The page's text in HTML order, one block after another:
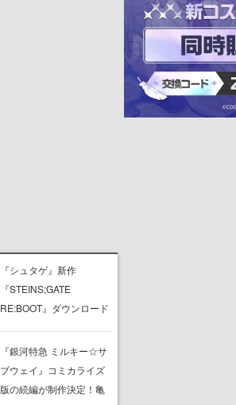
『シュタゲ』新作
『STEINS;GATE
RE:BOOT』ダウンロード
ト、ニンテンドーストア
とSteamにて。PS Store
もオープン
『銀河特急 ミルキー☆サ
ブウェイ』コミカライズ
版の続編が制作決定！亀